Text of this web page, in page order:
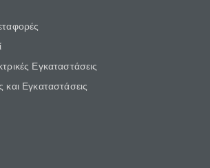
Εγκαταστάσεις
και Εγκαταστάσεις